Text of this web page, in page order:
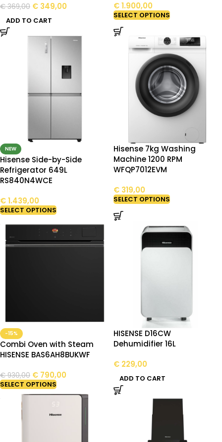
€369,00 € 349,00
ADD TO CART
€1.900,00
SELECT OPTIONS
NEW
Hisense Side-by-Side
Refrigerator 649L
RS840N4WCE
€1.439,00
SELECT OPTIONS
Hisense 7kg Washing
Machine 1200 RPM
WFQP7012EVM
€ 319,00
SELECT OPTIONS
-15%
Combi Oven with Steam
HISENSE BAS6AH8BUKWF
€930,00 € 790,00
SELECT OPTIONS
HISENSE D16CW
Dehumidifier 16L
€ 229,00
ADD TO CART